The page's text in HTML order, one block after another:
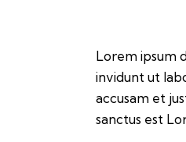
Lorem ipsum
invidunt ut
accusam et
sanctus est